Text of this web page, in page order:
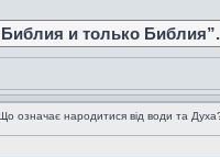
и только Библия”.
означає народитися від води та